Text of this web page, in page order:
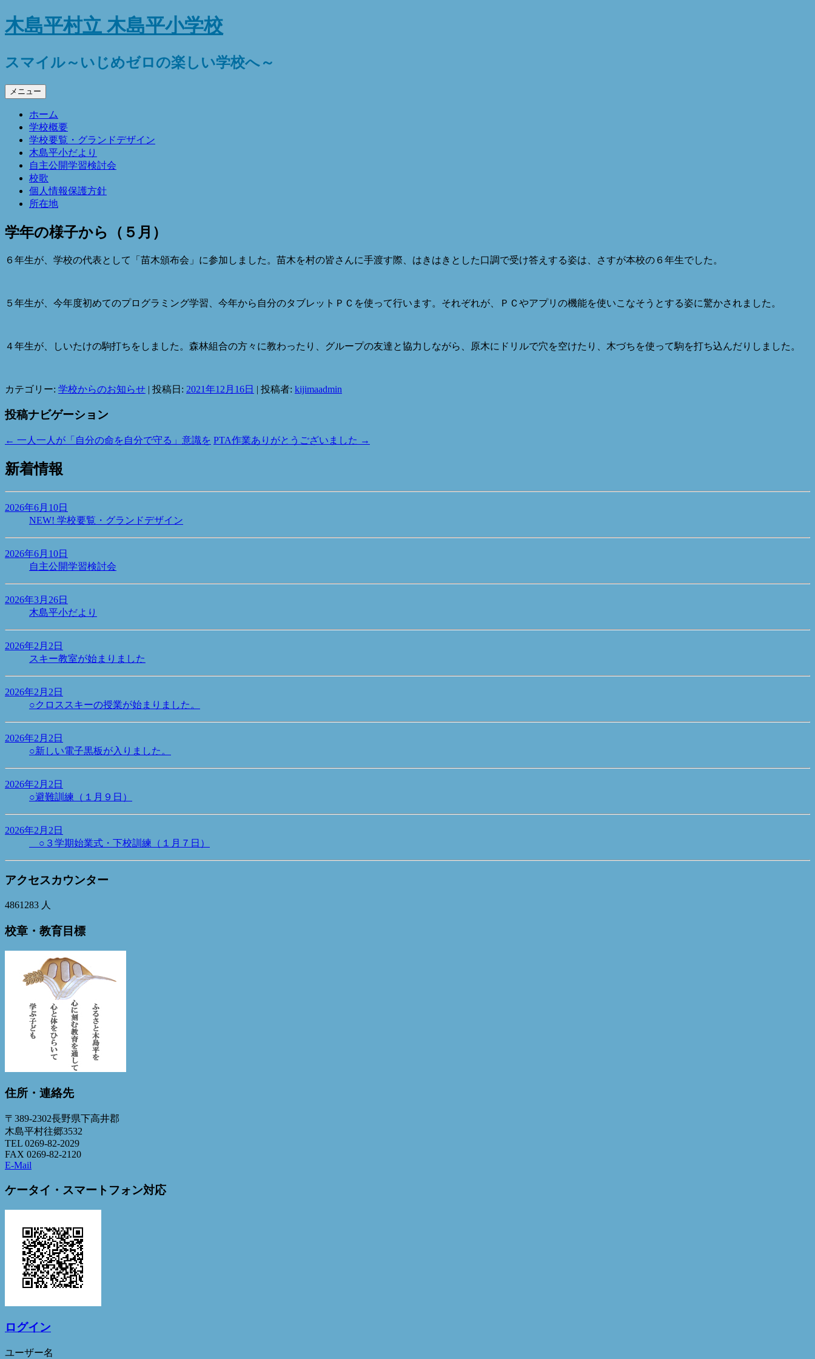
コ
ン
ン
ツ
へ
ス
木島平村立 木島平小学校
スマイル～いじめゼロの楽しい学校へ～
メニュー
ホーム
学校概要
学校要覧・グランドデザイン
木島平小だより
自主公開学習検討会
校歌
個人情報保護方針
所在地
学年の様子から（５月）
６年生が、学校の代表として「苗木頒布会」に参加しました。苗木を村の皆さんに手渡す際、はきはきとした口調で受け答えする姿は、さすが本校の６年生でした。
５年生が、今年度初めてのプログラミング学習、今年から自分のタブレットＰＣを使って行います。それぞれが、ＰＣやアプリの機能を使いこなそうとする姿に驚かされました。
４年生が、しいたけの駒打ちをしました。森林組合の方々に教わったり、グループの友達と協力しながら、原木にドリルで穴を空けたり、木づちを使って駒を打ち込んだりしました。
カテゴリー: 学校からのお知らせ | 投稿日: 2021年12月16日 | 投稿者: kijimaadmin
投稿ナビゲーション
← 一人一人が「自分の命を自分で守る」意識を PTA作業ありがとうございました →
新着情報
2026年6月10日
NEW! 学校要覧・グランドデザイン
2026年6月10日
自主公開学習検討会
2026年3月26日
木島平小だより
2026年2月2日
スキー教室が始まりました
2026年2月2日
○クロススキーの授業が始まりました。
2026年2月2日
○新しい電子黒板が入りました。
2026年2月2日
○避難訓練（１月９日）
2026年2月2日
○３学期始業式・下校訓練（１月７日）
アクセスカウンター
4861283 人
校章・教育目標
住所・連絡先
〒389-2302長野県下高井郡
木島平村往郷3532
TEL 0269-82-2029
FAX 0269-82-2120
E-Mail
ケータイ・スマートフォン対応
ログイン
ユーザー名